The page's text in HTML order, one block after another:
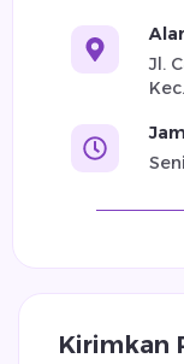
Jl.
Kirimkan